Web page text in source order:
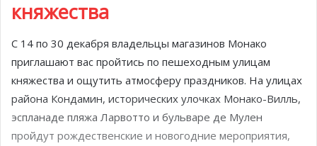
княжества
С 14 по 30 декабря владельцы магазинов Монако
приглашают вас пройтись по пешеходным улицам
княжества и ощутить атмосферу праздников. На улицах
района Кондамин, исторических улочках Монако-Вилль,
эспланаде пляжа Ларвотто и бульваре де Мулен
пройдут рождественские и новогодние мероприятия,